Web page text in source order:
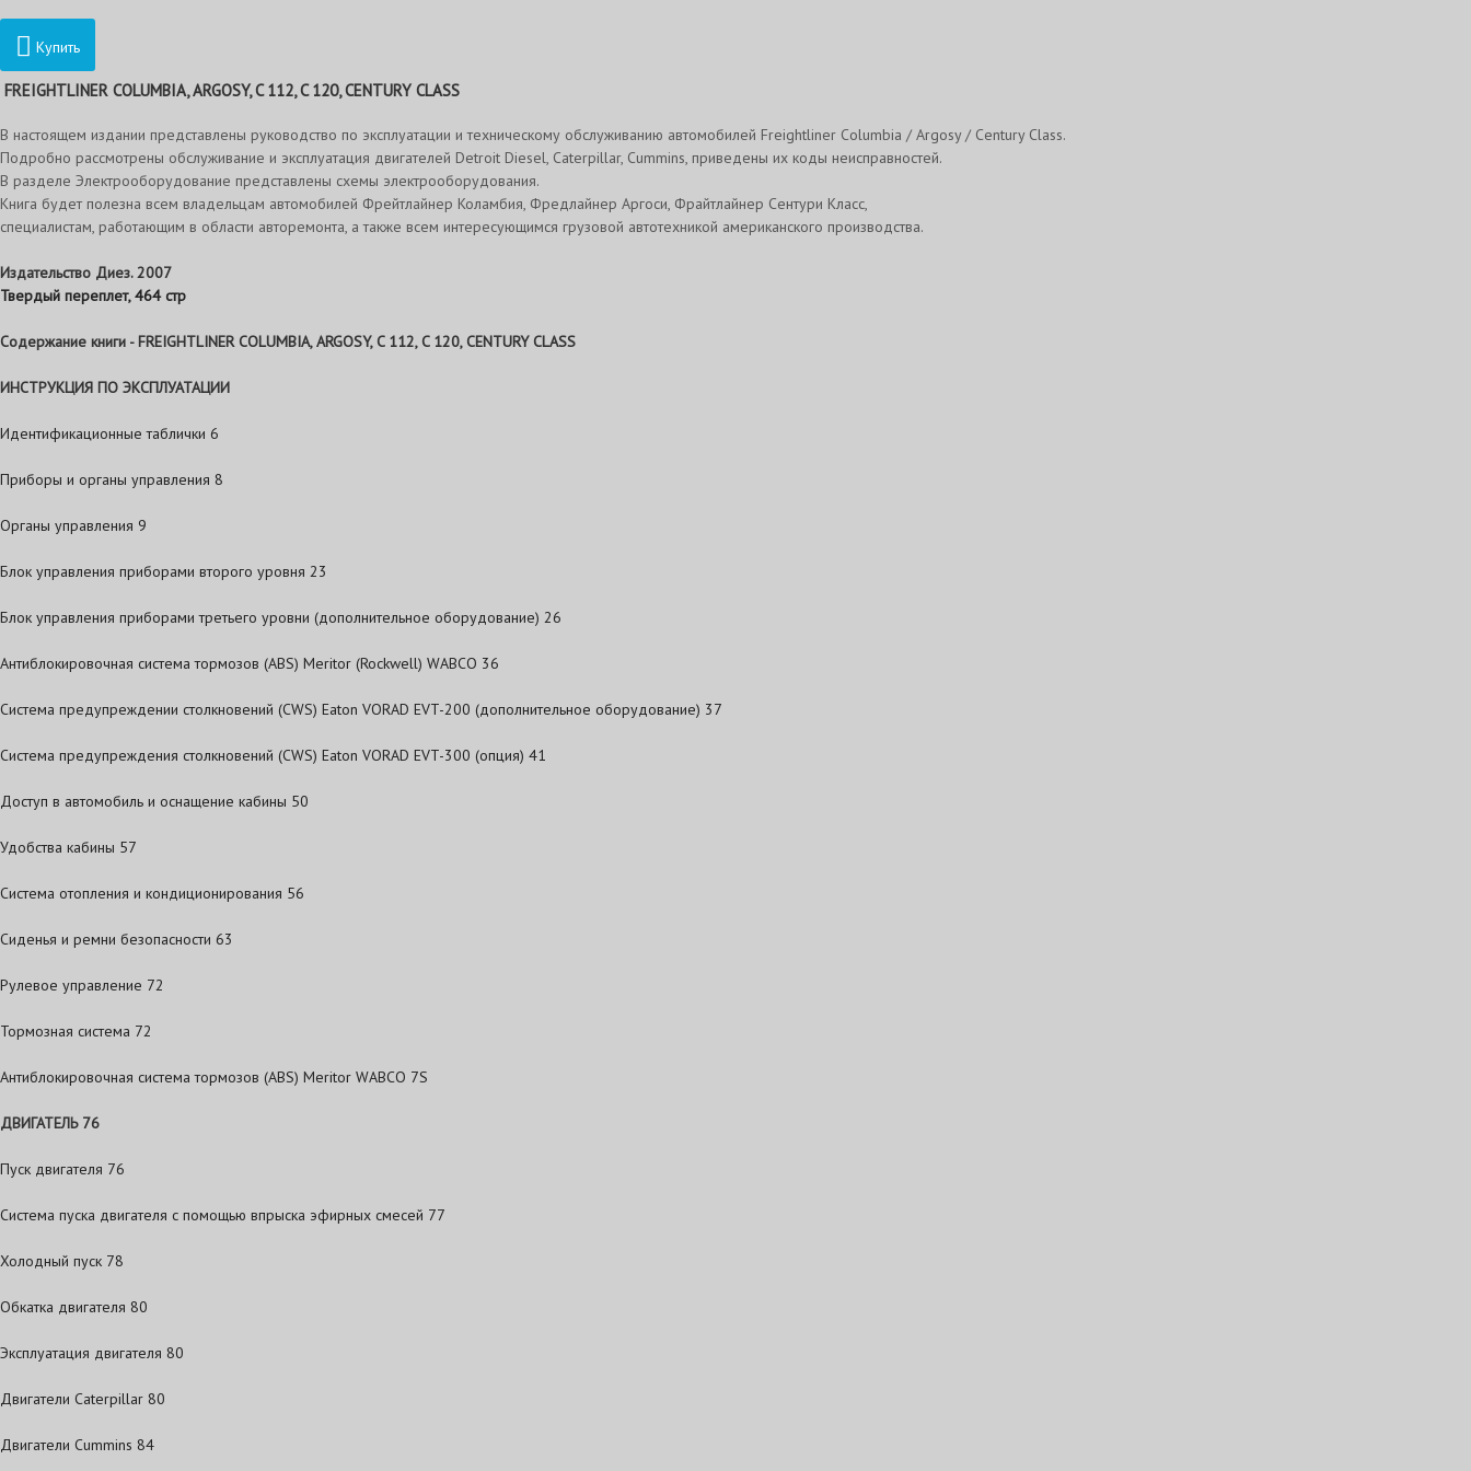
Купить
FREIGHTLINER COLUMBIA, ARGOSY, C 112, C 120, CENTURY CLASS
В настоящем издании представлены руководство по эксплуатации и техническому обслуживанию автомобилей Freightliner Columbia / Аrgosy / Century Class.
Подробно рассмотрены обслуживание и эксплуатация двигателей Detroit Diesel, Caterpillar, Cummins, приведены их коды неисправностей.
В разделе Электрооборудование представлены схемы электрооборудования.
Книга будет полезна всем владельцам автомобилей Фрейтлайнер Коламбия, Фредлайнер Аргоси, Фрайтлайнер Сентури Класс,
специалистам, работающим в области авторемонта, а также всем интересующимся грузовой автотехникой американского производства.
Издательство Диез. 2007
Твердый переплет, 464 стр
Содержание книги -FREIGHTLINER COLUMBIA, ARGOSY, C 112, C 120, CENTURY CLASS
ИНСТРУКЦИЯ ПО ЭКСПЛУАТАЦИИ
Идентификационные таблички 6
Приборы и органы управления 8
Органы управления 9
Блок управления приборами второго уровня 23
Блок управления приборами третьего уровни (дополнительное оборудование) 26
Антиблокировочная система тормозов (ABS) Meritor (Rockwell) WABCO 36
Система предупреждении столкновений (CWS) Eaton VORAD EVT-200 (дополнительное оборудование) 37
Система предупреждения столкновений (CWS) Eaton VORAD EVT-300 (опция) 41
Доступ в автомобиль и оснащение кабины 50
Удобства кабины 57
Система отопления и кондиционирования 56
Сиденья и ремни безопасности 63
Рулевое управление 72
Тормозная система 72
Антиблокировочная система тормозов (ABS) Meritor WABCO 7S
ДВИГАТЕЛЬ 76
Пуск двигателя 76
Система пуска двигателя с помощью впрыска эфирных смесей 77
Холодный пуск 78
Обкатка двигателя 80
Эксплуатация двигателя 80
Двигатели Caterpillar 80
Двигатели Cummins 84